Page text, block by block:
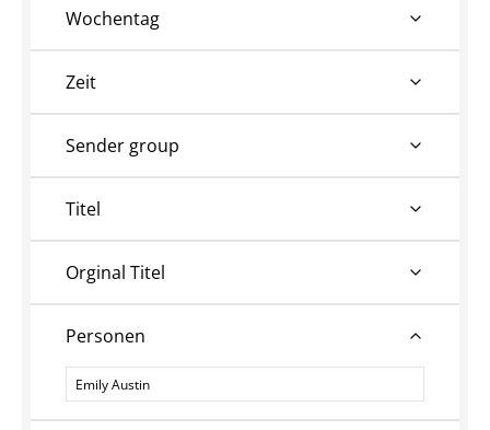
Wochentag
Zeit
Sender group
Titel
Orginal Titel
Personen
Personen